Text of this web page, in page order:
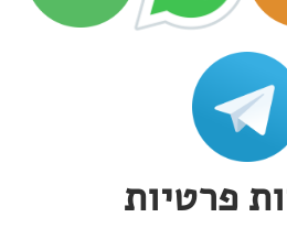
פרטיות